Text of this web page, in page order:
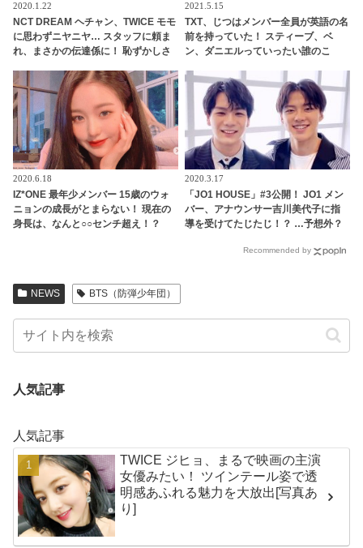
2020.1.22
NCT DREAM ヘチャン、TWICE モモ
に思わずニヤニヤ… スタッフに頼ま
れ、まさかの伝達係に！ 恥ずかしさ
する、かわいいすぎる姿に、ファン
の視線釘づけ
2021.5.15
TXT、じつはメンバー全員が英語の名
前を持っていた！ スティーブ、ベ
ン、ダニエルっていったい誰のこ
ほえましい姿も公開
2020.6.18
IZ*ONE 最年少メンバー 15歳のウォ
ニョンの成長がとまらない！ 現在の
身長は、なんと○○センチ超え！？
2020.3.17
「JO1 HOUSE」#3公開！ JO1 メン
バー、アナウンサー吉川美代子に指
導を受けてたじたじ！？ …予想外？
ル分けに注目・・Recommended by
NEWS BTS（防弾少年団）
人気記事
人気記事
TWICE ジヒョ、まるで映画の主演
女優みたい！ ツインテール姿で透
明感あふれる魅力を大放出[写真あ
り]